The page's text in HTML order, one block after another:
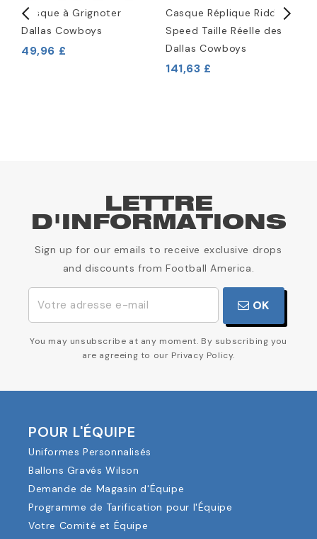
Casque à Grignoter
Dallas Cowboys
49,96 £
Casque Réplique Riddell
Speed Taille Réelle des
Dallas Cowboys
141,63 £
LETTRE
D'INFORMATIONS
Sign up for our emails to receive exclusive drops
and discounts from Football America.
OK
You may unsubscribe at any moment. By subscribing you
are agreeing to our Privacy Policy.
POUR L'ÉQUIPE
Uniformes Personnalisés
Ballons Gravés Wilson
Demande de Magasin d'Équipe
Programme de Tarification pour l'Équipe
Votre Comité et Équipe